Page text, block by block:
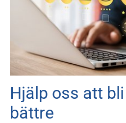
Hjälp oss att
bättre